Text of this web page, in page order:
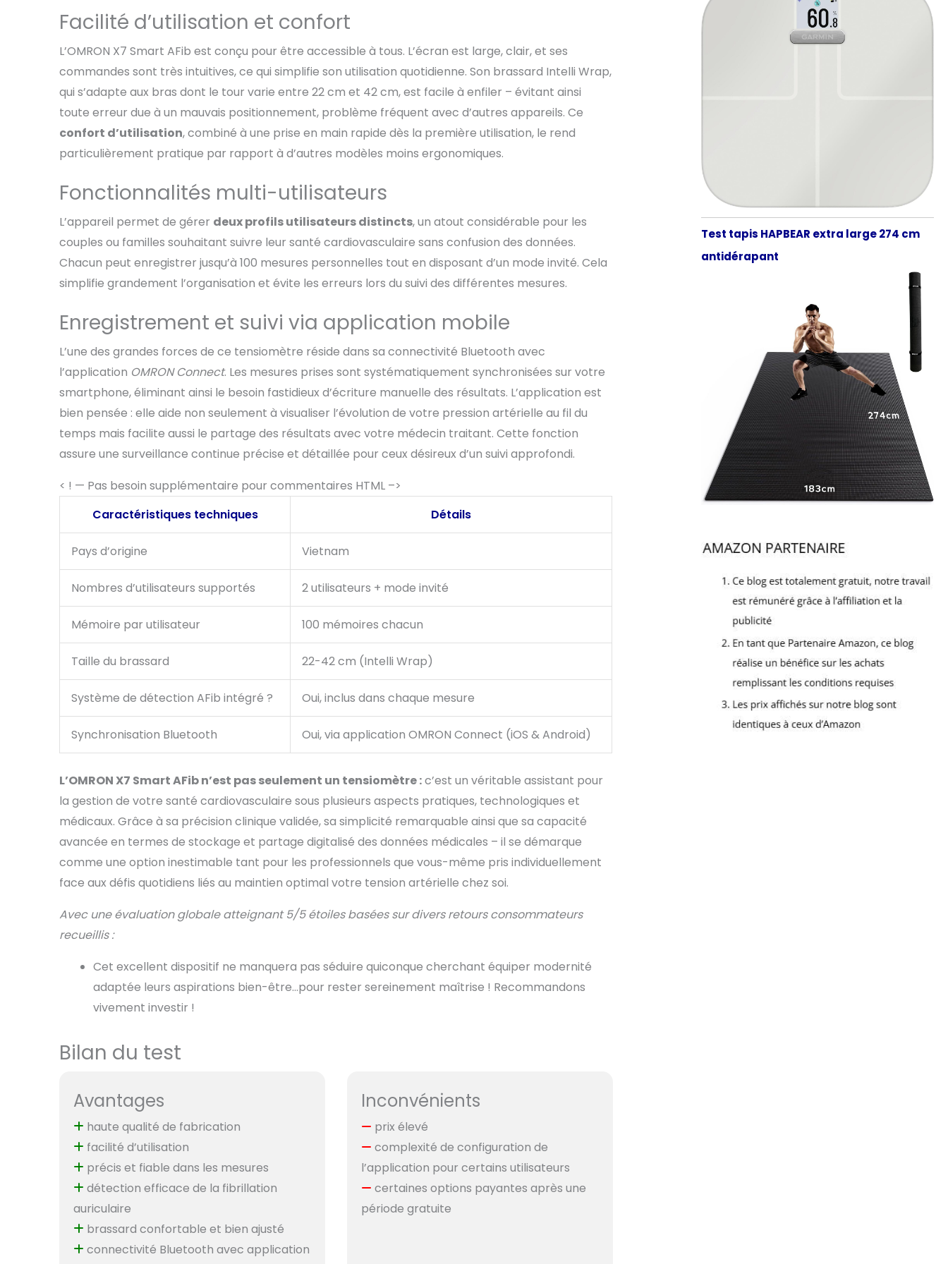
Facilité d’utilisation et confort
L’OMRON X7 Smart AFib est conçu pour être accessible à tous. L’écran est large, clair, et ses
commandes sont très intuitives, ce qui simplifie son utilisation quotidienne. Son brassard Intelli Wrap,
qui s’adapte aux bras dont le tour varie entre 22 cm et 42 cm, est facile à enfiler – évitant ainsi
toute erreur due à un mauvais positionnement, problème fréquent avec d’autres appareils. Ce
confort d’utilisation, combiné à une prise en main rapide dès la première utilisation, le rend
particulièrement pratique par rapport à d’autres modèles moins ergonomiques.
Fonctionnalités multi-utilisateurs
L’appareil permet de gérer deux profils utilisateurs distincts, un atout considérable pour les
couples ou familles souhaitant suivre leur santé cardiovasculaire sans confusion des données.
Chacun peut enregistrer jusqu’à 100 mesures personnelles tout en disposant d’un mode invité. Cela
simplifie grandement l’organisation et évite les erreurs lors du suivi des différentes mesures.
Enregistrement et suivi via application mobile
L’une des grandes forces de ce tensiomètre réside dans sa connectivité Bluetooth avec
l’application OMRON Connect. Les mesures prises sont systématiquement synchronisées sur votre
smartphone, éliminant ainsi le besoin fastidieux d’écriture manuelle des résultats. L’application est
bien pensée : elle aide non seulement à visualiser l’évolution de votre pression artérielle au fil du
temps mais facilite aussi le partage des résultats avec votre médecin traitant. Cette fonction
assure une surveillance continue précise et détaillée pour ceux désireux d’un suivi approfondi.
< ! — Pas besoin supplémentaire pour commentaires HTML –>
Caractéristiques techniques
Détails
Pays d’origine Vietnam
Nombres d’utilisateurs supportés 2 utilisateurs + mode invité
Mémoire par utilisateur 100 mémoires chacun
Taille du brassard 22-42 cm (Intelli Wrap)
Système de détection AFib intégré ? Oui, inclus dans chaque mesure
Synchronisation Bluetooth Oui, via application OMRON Connect (iOS & Android)
L’OMRON X7 Smart AFib n’est pas seulement un tensiomètre :c’est un véritable assistant pour
la gestion de votre santé cardiovasculaire sous plusieurs aspects pratiques, technologiques et
médicaux. Grâce à sa précision clinique validée, sa simplicité remarquable ainsi que sa capacité
avancée en termes de stockage et partage digitalisé des données médicales – il se démarque
comme une option inestimable tant pour les professionnels que vous-même pris individuellement
face aux défis quotidiens liés au maintien optimal votre tension artérielle chez soi.
Avec une évaluation globale atteignant 5/5 étoiles basées sur divers retours consommateurs
recueillis :
Cet excellent dispositif ne manquera pas séduire quiconque cherchant équiper modernité
adaptée leurs aspirations bien-être…pour rester sereinement maîtrise ! Recommandons
vivement investir !
Bilan du test
Avantages
haute qualité de fabrication
facilité d’utilisation
précis et fiable dans les mesures
détection efficace de la fibrillation
auriculaire
brassard confortable et bien ajusté
connectivité Bluetooth avec application
Inconvénients
prix élevé
complexité de configuration de
l’application pour certains utilisateurs
certaines options payantes après une
période gratuite
Test tapis HAPBEAR extra large 274 cm
antidérapant